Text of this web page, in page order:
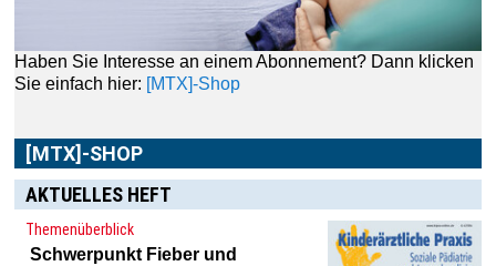
Haben Sie Interesse an einem Abonnement? Dann klicken
Sie einfach hier: [MTX]-Shop
[MTX]-SHOP
AKTUELLES HEFT
Themenüberblick
Schwerpunkt Fieber und